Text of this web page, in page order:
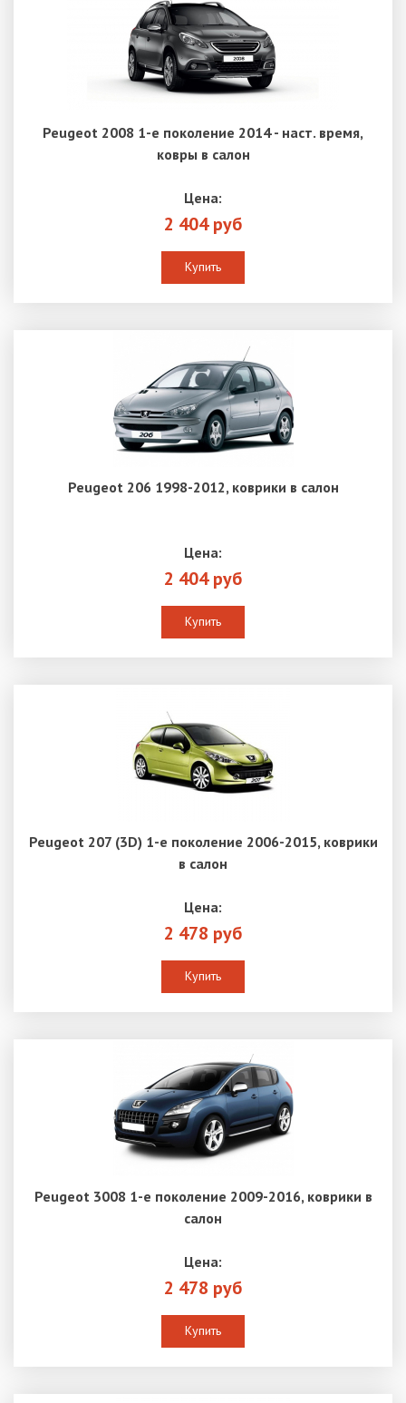
Peugeot 2008 1-е поколение 2014 - наст. время,
ковры в салон
Цена:
2 404 руб
Купить
Peugeot 206 1998-2012, коврики в салон
Цена:
2 404 руб
Купить
Peugeot 207 (3D) 1-е поколение 2006-2015, коврики
в салон
Цена:
2 478 руб
Купить
Peugeot 3008 1-е поколение 2009-2016, коврики в
салон
Цена:
2 478 руб
Купить